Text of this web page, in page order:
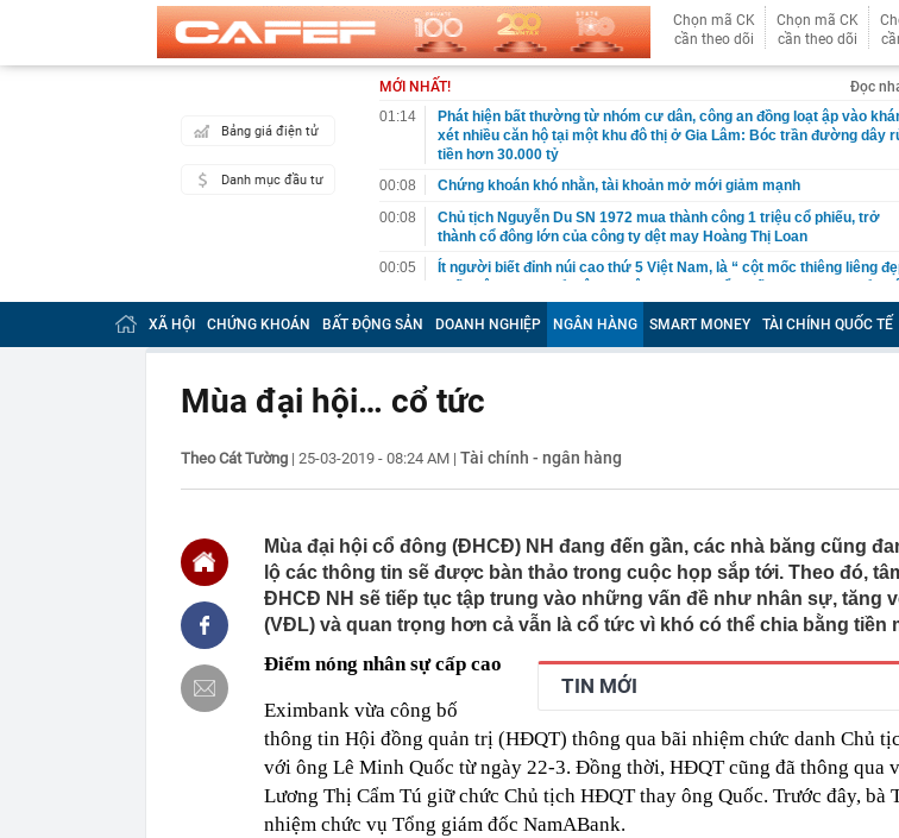
Chọn mã CK
cần theo dõi
Chọn mã CK
cần theo dõi
Bảng giá điện tử
Danh mục đầu tư
MỚI NHẤT!
Đọc
01:14
Phát hiện bất thường từ nhóm cư dân, công an đồng loạt ập vào
xét nhiều căn hộ tại một khu đô thị ở Gia Lâm: Bóc trần đường dây
tiền hơn 30.000 tỷ
00:08
Chứng khoán khó nhằn, tài khoản mở mới giảm mạnh
00:08
Chủ tịch Nguyễn Du SN 1972 mua thành công 1 triệu cổ phiếu, trở
thành cổ đông lớn của công ty dệt may Hoàng Thị Loan
00:05
Ít người biết đỉnh núi cao thứ 5 Việt Nam, là “ cột mốc thiêng liêng
trekking
Việt Nam có 1 hệ thống y khoa tư nhân sở hữu 14 bệnh viện, 2.900
giường bệnh, vừa được vinh danh "Hệ thống Y khoa tốt nhất Việt
00:05
56 mã chứng khoán bị HoSE cắt margin trong tháng 8
năm 2026, lợi nhuận tăng hơn 120%
00:03
Chứng khoán Vietcap dự phóng VN-Index có thể chạm mốc 1.885
00:01
VNPT nắm giữ lượng tiền hơn 62.000 tỷ đồng, lớn hơn cả Vinhomes,
Viettel Global
00:01
Nắm trong tay Điện Máy Xanh, Bách Hóa Xanh, An Khang, vốn hóa
MWG chỉ ngang DMX
00:01
Khám xét ngôi nhà cổ, phát hiện 'kho báu' gồm 1.000 đồng tiền vàng
5 thỏi vàng giấu trong nhiều ngăn bí mật - giá trị hơn 18 tỷ đồng
4 dấu hiệu nhận biết ngôi nhà có phong thuỷ không thuận lợi
23:12
Quốc gia có lượng khách đến Việt Nam đông nhất 7 tháng đầu năm,
vượt Hàn Quốc và Nga, gấp gần 6 lần Ấn Độ
23:01
Người bán trái cây tiết lộ: Khách thường chọn quả to, người trong
nghề lại kiểm tra 5 chi tiết này trước
23:00
Tiếp viên tàu cao tốc quỳ gối 1h an ủi khách: 7 năm sau ở khách sạn 5
XÃ HỘI CHỨNG KHOÁN BẤT ĐỘNG SẢN DOANH NGHIỆP NGÂN HÀNG SMART MONEY TÀI CHÍNH QUỐC TẾ
Mùa đại hội… cổ tức
Theo Cát Tường | 25-03-2019 - 08:24 AM | Tài chính - ngân hàng
Mùa đại hội cổ đông (ĐHCĐ) NH đang đến gần, các nhà băng cũng
lộ các thông tin sẽ được bàn thảo trong cuộc họp sắp tới. Theo đó,
ĐHCĐ NH sẽ tiếp tục tập trung vào những vấn đề như nhân sự, tăng
(VĐL) và quan trọng hơn cả vẫn là cổ tức vì khó có thể chia bằng tiền
TIN MỚI
Điểm nóng nhân sự cấp cao
Eximbank vừa công bố
thông tin Hội đồng quản trị (HĐQT) thông qua bãi nhiệm chức danh Chủ
với ông Lê Minh Quốc từ ngày 22-3. Đồng thời, HĐQT cũng đã thông qua
Lương Thị Cẩm Tú giữ chức Chủ tịch HĐQT thay ông Quốc. Trước đây, bà
nhiệm chức vụ Tổng giám đốc NamABank.